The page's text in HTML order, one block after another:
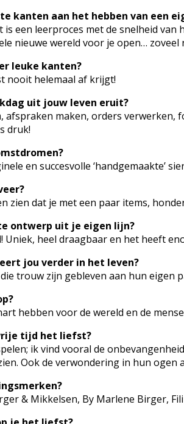
kanten aan het hebben van een
is een leerproces met de snelheid van
nieuwe wereld voor je open…
leuke kanten?
nooit helemaal af krijgt!
uit jouw leven eruit?
afspraken maken, orders
druk!
en succesvolle ‘handgemaakte’
zien dat je met een paar items,
ontwerp uit je eigen lijn?
Uniek, heel draagbaar en het heeft
jou verder in het leven?
trouw zijn gebleven aan hun eigen
hebben voor de wereld en de
tijd het liefst?
ik vind vooral de
Ook de verwondering in hun ogen
& Mikkelsen, By Marlene Birger,